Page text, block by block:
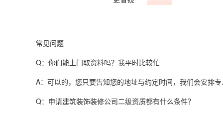
常见问题
Q：你们能上门取资料吗？我平时比较忙
A：可以的，您只要告知您的地址与约定时间，我们会安排
Q：申请建筑装饰装修公司二级资质都有什么条件？